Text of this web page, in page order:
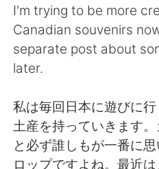
繁體中文
العربية
한국어
ไทย
I'm trying to be more
Canadian souvenirs
separate post about
later.
私は毎回日本に遊びに
土産を持っていきます
と必ず誰しもが一番に
ロップですよね。最近